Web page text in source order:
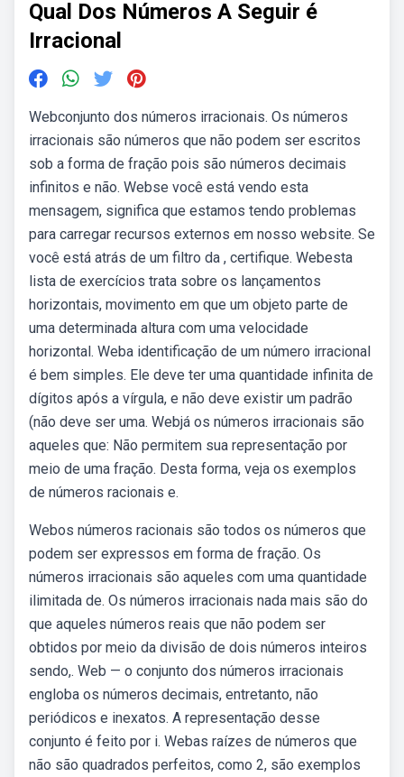
Qual Dos Números A Seguir é
Irracional
Webconjunto dos números irracionais. Os números
irracionais são números que não podem ser escritos
sob a forma de fração pois são números decimais
infinitos e não. Webse você está vendo esta
mensagem, significa que estamos tendo problemas
para carregar recursos externos em nosso website. Se
você está atrás de um filtro da , certifique. Webesta
lista de exercícios trata sobre os lançamentos
horizontais, movimento em que um objeto parte de
uma determinada altura com uma velocidade
horizontal. Weba identificação de um número irracional
é bem simples. Ele deve ter uma quantidade infinita de
dígitos após a vírgula, e não deve existir um padrão
(não deve ser uma. Webjá os números irracionais são
aqueles que: Não permitem sua representação por
meio de uma fração. Desta forma, veja os exemplos
de números racionais e.
Webos números racionais são todos os números que
podem ser expressos em forma de fração. Os
números irracionais são aqueles com uma quantidade
ilimitada de. Os números irracionais nada mais são do
que aqueles números reais que não podem ser
obtidos por meio da divisão de dois números inteiros
sendo,. Web — o conjunto dos números irracionais
engloba os números decimais, entretanto, não
periódicos e inexatos. A representação desse
conjunto é feito por i. Webas raízes de números que
não são quadrados perfeitos, como 2, são exemplos